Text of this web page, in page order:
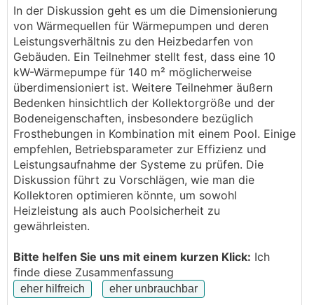
Familie wünscht sich nun einen Pool .
Ich habe ca 740.m2 Grundstücksfläche
Habe 140 m2 beheizte Wohnfläche bei einem 3
Personen Haushalt
Ich habe fast am ganzen Grundstück
Flächenkollektoren verbaut.
Ich würde nun ca 1/3 der Fläche für den Pool
brauchen
Habe eine 10 kw Vissman Wärmepumpe mit 16 m2
Solarunterstützung
und bis jetzt keine Heizprobleme gehabt . Laut
damaligem Instalateur haben wir den
Flächenkollektor überdimensioniert !
Meine Fragen :
Habe ich genug Heizleistung ohne dem Drittel ?
"light" zum Flächenkollektor empfehlen !?
Habe gestern mit der Fa. Hagleitner in Tirol
telefoniert die meinten " Light " funkt.schon kostet
aber die Genemigung 1200 plus ca.5500 ( ca 50 m
In der Diskussion geht es um die Dimensionierung
von Wärmequellen für Wärmepumpen und deren
Leistungsverhältnis zu den Heizbedarfen von
Gebäuden. Ein Teilnehmer stellt fest, dass eine 10
kW-Wärmepumpe für 140 m² möglicherweise
überdimensioniert ist. Weitere Teilnehmer äußern
Bedenken hinsichtlich der Kollektorgröße und der
Bodeneigenschaften, insbesondere bezüglich
Frosthebungen in Kombination mit einem Pool. Einige
empfehlen, Betriebsparameter zur Effizienz und
Leistungsaufnahme der Systeme zu prüfen. Die
Diskussion führt zu Vorschlägen, wie man die
Kollektoren optimieren könnte, um sowohl
Heizleistung als auch Poolsicherheit zu
gewährleisten.
Bitte helfen Sie uns mit einem kurzen Klick: Ich
finde diese Zusammenfassung